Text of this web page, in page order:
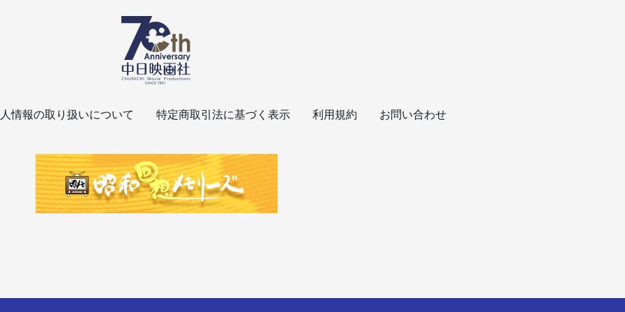
情報の取り扱いについて 特定商取引法に基づく表示 利用規約 お問い合わせ